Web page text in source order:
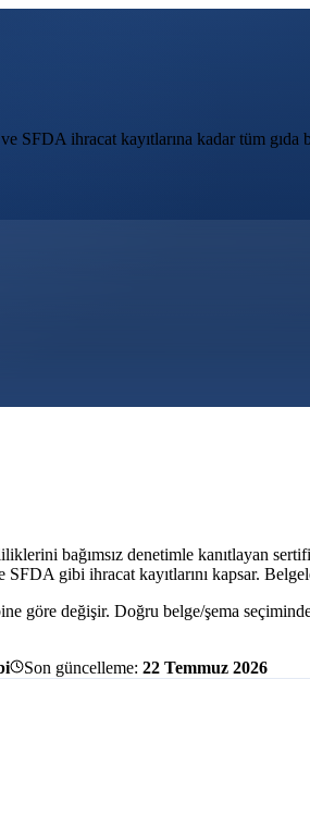
SFDA ihracat kayıtlarına kadar tüm gıda
bağımsız denetimle kanıtlayan
gibi ihracat kayıtlarını kapsar.
göre değişir. Doğru belge/şema
Son güncelleme: 22 Temmuz 2026